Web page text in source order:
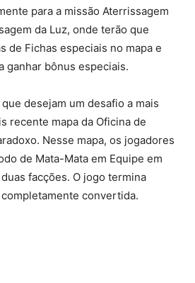
para a missão Aterrissagem
da Luz, onde terão que
de Fichas especiais no mapa e
ganhar bônus especiais.
desejam um desafio a mais
recente mapa da Oficina de
Nesse mapa, os jogadores
de Mata-Mata em Equipe em
facções. O jogo termina
convertida.